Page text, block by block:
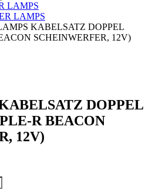
LAMPS
LAMPS
KABELSATZ DOPPEL
SCHEINWERFER, 12V)
DOPPEL
R BEACON
12V)